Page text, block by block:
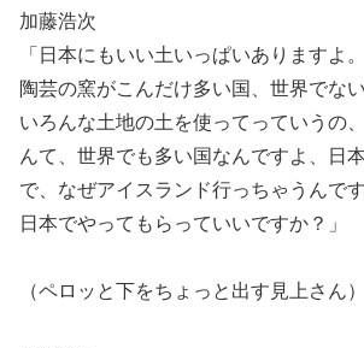
加藤浩次
「日本にもいい土いっぱいありますよ。
陶芸の窯がこんだけ多い国、世界でな
いろんな土地の土を使ってっていうの
んて、世界でも多い国なんですよ、日本
で、なぜアイスランド行っちゃうんで
日本でやってもらっていいですか？」
（ペロッと下をちょっと出す見上さん）